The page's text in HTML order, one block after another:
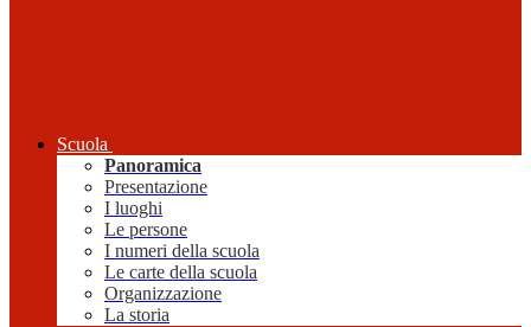
Scuola
Panoramica
Presentazione
I luoghi
Le persone
I numeri della scuola
Le carte della scuola
Organizzazione
La storia